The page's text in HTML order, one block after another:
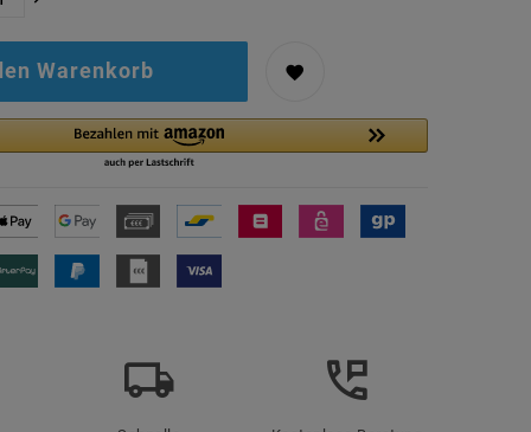
Warenkorb